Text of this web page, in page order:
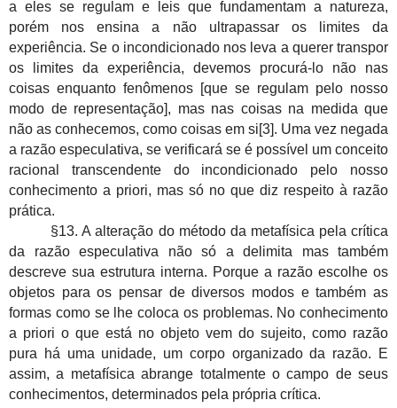
a eles se regulam e leis que fundamentam a natureza,
porém nos ensina a não ultrapassar os limites da
experiência. Se o incondicionado nos leva a querer transpor
os limites da experiência, devemos procurá-lo não nas
coisas enquanto fenômenos [que se regulam pelo nosso
modo de representação], mas nas coisas na medida que
não as conhecemos, como coisas em si[3]. Uma vez negada
a razão especulativa, se verificará se é possível um conceito
racional transcendente do incondicionado pelo nosso
conhecimento a priori, mas só no que diz respeito à razão
prática.
§13. A alteração do método da metafísica pela crítica
da razão especulativa não só a delimita mas também
descreve sua estrutura interna. Porque a razão escolhe os
objetos para os pensar de diversos modos e também as
formas como se lhe coloca os problemas. No conhecimento
a priori o que está no objeto vem do sujeito, como razão
pura há uma unidade, um corpo organizado da razão. E
assim, a metafísica abrange totalmente o campo de seus
conhecimentos, determinados pela própria crítica.